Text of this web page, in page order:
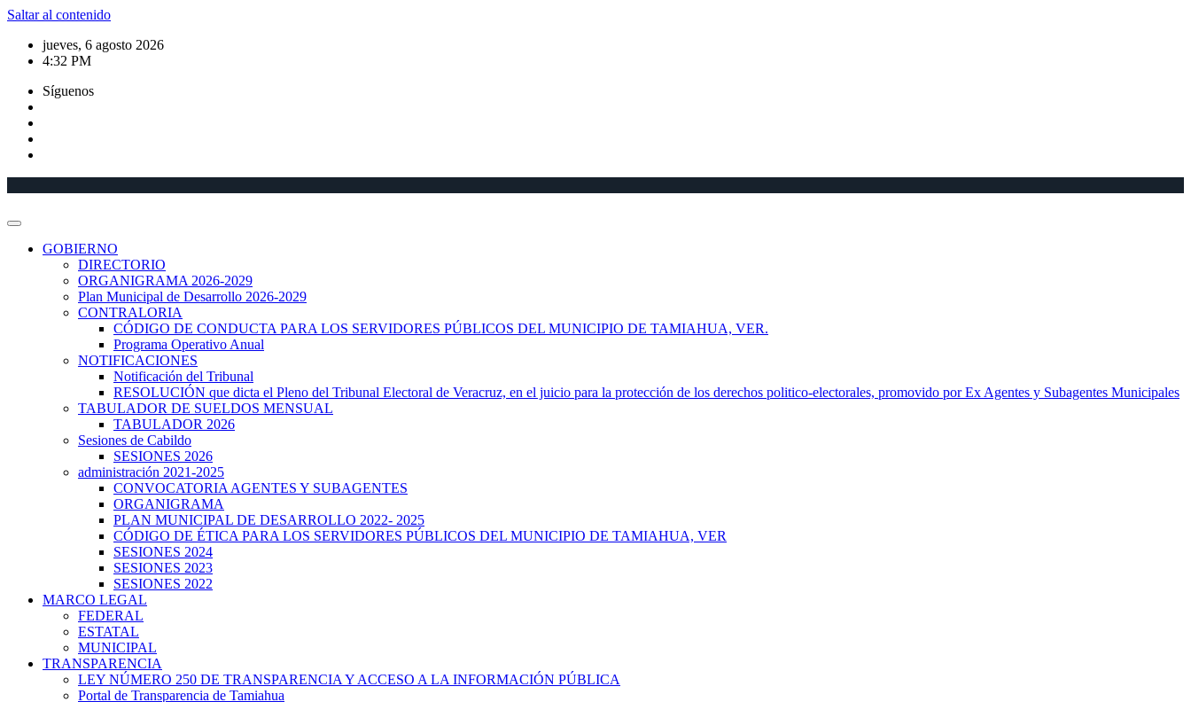
Saltar al contenido
jueves, 6 agosto 2026
4:32 PM
Síguenos
GOBIERNO
DIRECTORIO
ORGANIGRAMA 2026-2029
Plan Municipal de Desarrollo 2026-2029
CONTRALORIA
CÓDIGO DE CONDUCTA PARA LOS SERVIDORES PÚBLICOS DEL MUNICIPIO DE TAMIAHUA, VER.
Programa Operativo Anual
NOTIFICACIONES
Notificación del Tribunal
RESOLUCIÓN que dicta el Pleno del Tribunal Electoral de Veracruz, en el juicio para la protección de los derechos politico-electorales, promovido por Ex Agentes y Subagentes Municipales
TABULADOR DE SUELDOS MENSUAL
TABULADOR 2026
Sesiones de Cabildo
SESIONES 2026
administración 2021-2025
CONVOCATORIA AGENTES Y SUBAGENTES
ORGANIGRAMA
PLAN MUNICIPAL DE DESARROLLO 2022- 2025
CÓDIGO DE ÉTICA PARA LOS SERVIDORES PÚBLICOS DEL MUNICIPIO DE TAMIAHUA, VER
SESIONES 2024
SESIONES 2023
SESIONES 2022
MARCO LEGAL
FEDERAL
ESTATAL
MUNICIPAL
TRANSPARENCIA
LEY NÚMERO 250 DE TRANSPARENCIA Y ACCESO A LA INFORMACIÓN PÚBLICA
Portal de Transparencia de Tamiahua